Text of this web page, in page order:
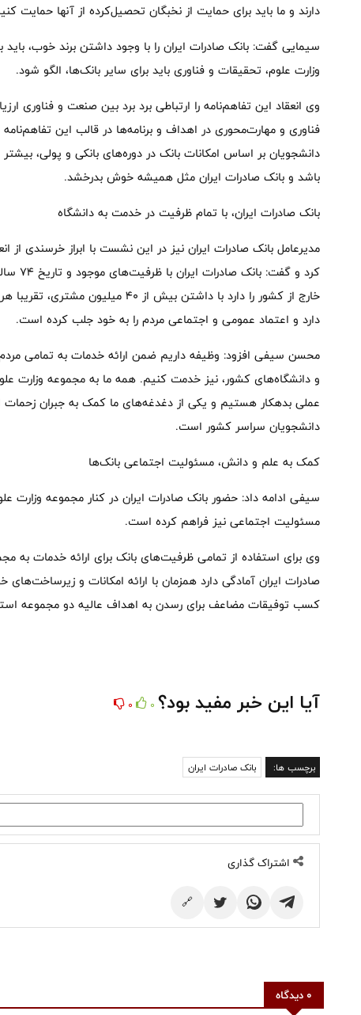
دارند و ما باید برای حمایت از نخبگان تحصیل‌کرده از آنها حمایت
سیمایی گفت: بانک صادرات ایران را با وجود داشتن برند خوب،
وزارت علوم، تحقیقات و فناوری باید برای سایر بانک‌ها، الگو شود.
وی انعقاد این تفاهم‌نامه را ارتباطی برد برد بین صنعت و فناوری
فناوری و مهارت‌محوری در اهداف و برنامه‌ها در قالب این
دانشجویان بر اساس امکانات بانک در دوره‌های بانکی و پولی،
باشد و بانک صادرات ایران مثل همیشه خوش بدرخشد.
بانک صادرات ایران، با تمام ظرفیت در خدمت به دانشگاه
مدیرعامل بانک صادرات ایران نیز در این نشست با ابراز خرسندی از
کرد
خارج از کشور را دارد با داشتن بیش از
دارد و اعتماد عمومی و اجتماعی مردم را به خود جلب کرده است.
محسن سیفی افزود: وظیفه داریم ضمن ارائه خدمات به تمامی مردم
و دانشگاه‌های کشور، نیز خدمت کنیم. همه ما به مجموعه وزارت
عملی بدهکار هستیم و یکی از دغدغه‌های ما کمک به جبران زحمات
دانشجویان سراسر کشور است.
کمک به علم و دانش، مسئولیت اجتماعی بانک‌ها
سیفی ادامه داد: حضور بانک صادرات ایران در کنار مجموعه وزارت
مسئولیت اجتماعی نیز فراهم کرده است.
وی برای استفاده از تمامی ظرفیت‌های بانک برای ارائه خدمات به
صادرات ایران آمادگی دارد همزمان با ارائه امکانات و
کسب توفیقات مضاعف برای رسدن به اهداف عالیه دو مجموعه
آیا این خبر مفید بود؟ 0
0
برچسب ها: بانک صادرات ایران
اشتراک گذاری
🔗
0 دیدگاه